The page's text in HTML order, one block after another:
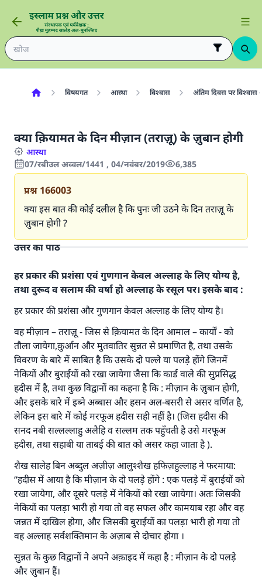
विषयगत आस्था विश्वास अंतिम दिवस पर विश्वास
क्या क़ियामत के दिन मीज़ान (तराज़ू) के ज़ुबान होगी
आस्था
07/रबीउल अव्वल/1441 , 04/नवंबर/2019
6,385
प्रश्न 166003
क्या इस बात की कोई दलील है कि पुनः जी उठने के दिन तराज़ू के
ज़ुबान होगी ?
उत्तर का पाठ
हर प्रकार की प्रशंसा एवं गुणगान केवल अल्लाह के लिए योग्य है,
तथा दुरूद व सलाम की वर्षा हो अल्लाह के रसूल पर। इसके बाद :
हर प्रकार की प्रशंसा और गुणगान केवल अल्लाह के लिए योग्य है।
वह मीज़ान – तराज़ू - जिस से क़ियामत के दिन आमाल – कार्यों - को
तौला जायेगा,क़ुर्आन और मुतवातिर सुन्नत से प्रमाणित है, तथा उसके
विवरण के बारे में साबित है कि उसके दो पल्ले या पलड़े होंगे जिनमें
नेकियों और बुराईयों को रखा जायेगा जैसा कि कार्ड वाले की सुप्रसिद्ध
हदीस में है, तथा कुछ विद्वानों का कहना है कि : मीज़ान के ज़ुबान होगी,
और इसके बारे में इब्ने अब्बास और हसन अल-बसरी से असर वर्णित है,
लेकिन इस बारे में कोई मरफूअ हदीस सही नहीं है। (जिस हदीस की
सनद नबी सल्लल्लाहु अलैहि व सल्लम तक पहुँचती है उसे मरफूअ
हदीस, तथा सहाबी या ताबई की बात को असर कहा जाता है ).
शैख सालेह बिन अब्दुल अज़ीज़ आलुश्शैख हफिज़हुल्लाह ने फरमाया:
‘‘हदीस में आया है कि मीज़ान के दो पलड़े होंगे : एक पलड़े में बुराईयों को
रखा जायेगा, और दूसरे पलड़े में नेकियों को रखा जायेगा। अतः जिसकी
नेकियों का पलड़ा भारी हो गया तो वह सफल और कामयाब रहा और वह
जन्नत में दाखिल होगा, और जिसकी बुराईयों का पलड़ा भारी हो गया तो
वह अल्लाह सर्वशक्तिमान के अज़ाब से दोचार होगा ।
सुन्नत के कुछ विद्वानों ने अपने अक़ाइद में कहा है : मीज़ान के दो पलड़े
और ज़ुबान हैं।